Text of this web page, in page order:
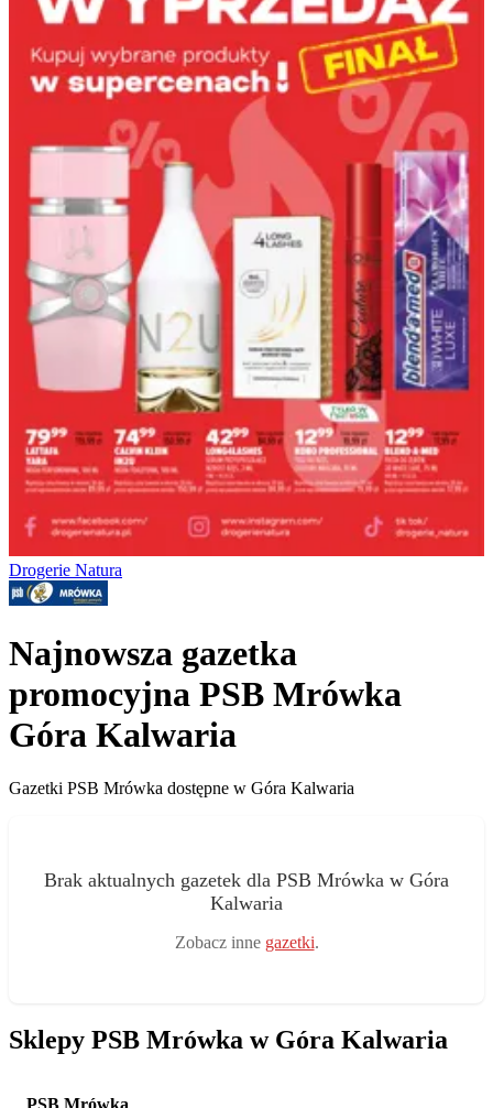
Drogerie Natura
Najnowsza gazetka
promocyjna PSB Mrówka
Góra Kalwaria
Gazetki PSB Mrówka dostępne w Góra Kalwaria
Brak aktualnych gazetek dla PSB Mrówka w Góra
Kalwaria
Zobacz inne gazetki.
Sklepy PSB Mrówka w Góra Kalwaria
PSB Mrówka